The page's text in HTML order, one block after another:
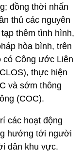
đồng thời nhấn
thủ các nguyên
thêm tình hình,
hòa bình, trên
có Công ước Liên
thực hiện
và sớm thông
(COC).
các hoạt động
hướng tới người
dân khu vực.